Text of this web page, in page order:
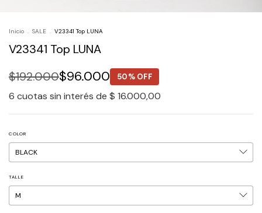
Inicio . SALE . V23341 Top LUNA
V23341 Top LUNA
$192.000$96.000 50% OFF
6 cuotas sin interés de $ 16.000,00
COLOR
TALLE